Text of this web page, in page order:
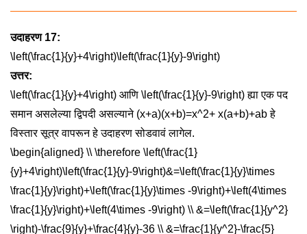
उदाहरण 17:
\left(\frac{1}{y}+4\right)\left(\frac{1}{y}-9\right)
उत्तर:
\left(\frac{1}{y}+4\right) आणि \left(\frac{1}{y}-9\right)ह्या एक पद
समान असलेल्या द्विपदी असल्याने (x+a)(x+b)=x^2+ x(a+b)+abहे
विस्तार सूत्र वापरून हे उदाहरण सोडवावं लागेल.
\begin{aligned} \\ \therefore \left(\frac{1}
{y}+4\right)\left(\frac{1}{y}-9\right)&=\left(\frac{1}{y}\times
\frac{1}{y}\right)+\left(\frac{1}{y}\times -9\right)+\left(4\times
\frac{1}{y}\right)+\left(4\times -9\right) \\ &=\left(\frac{1}{y^2}
\right)-\frac{9}{y}+\frac{4}{y}-36 \\ &=\frac{1}{y^2}-\frac{5}